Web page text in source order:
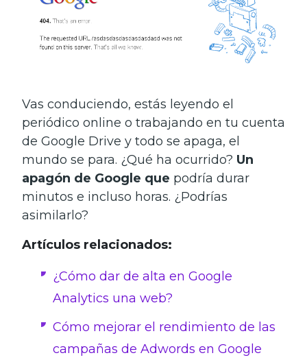
Vas conduciendo, estás leyendo el
periódico online o trabajando en tu cuenta
de Google Drive y todo se apaga, el
mundo se para. ¿Qué ha ocurrido? Un
apagón de Google que podría durar
minutos e incluso horas. ¿Podrías
asimilarlo?
Artículos relacionados:
¿Cómo dar de alta en Google
Analytics una web?
Cómo mejorar el rendimiento de las
campañas de Adwords en Google